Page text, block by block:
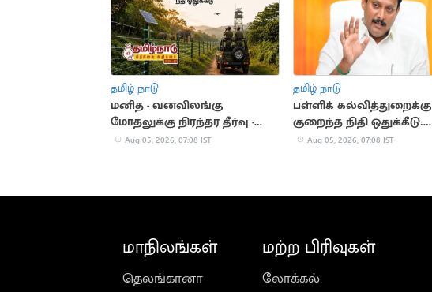
தமிழ் நாடு
மனித - வனவிலங்கு
மோதலுக்கு நிரந்தர தீர்வு -
நிதியமைச்சர் அறிவிப்பு
Aug 05, 2026, 07:08 IST
தமிழ் நாடு
பள்ளிக் கல்வித்துறைக்கு
குறைந்த நிதி ஒதுக்கீடு:
அன்பில் மகேஸ்
Aug 05, 2026, 07:08 IST
மாநிலங்கள்
தெலங்கானா
மற்ற பிரிவுகள்
லோக்கல்